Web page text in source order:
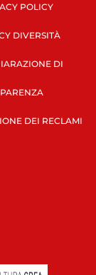
POLICY
DIVERSITÀ
DI
DEI RECLAMI